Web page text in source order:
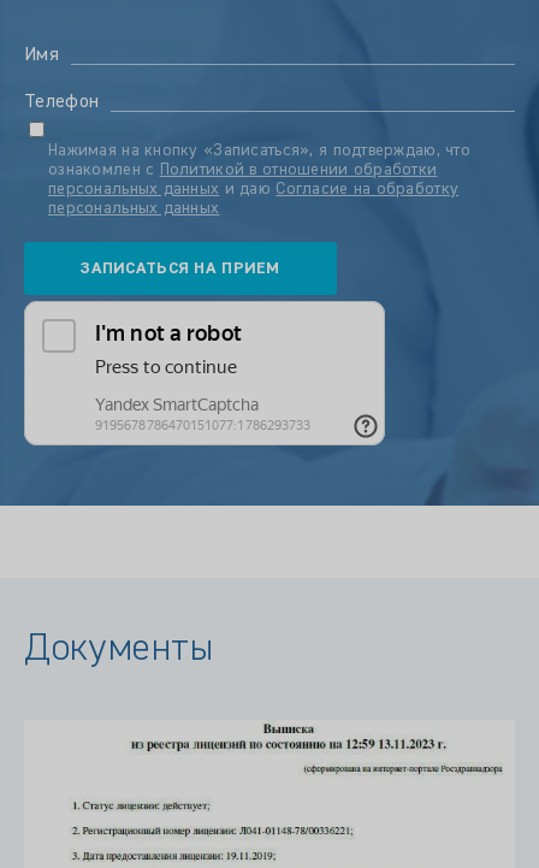
Имя
Телефон
Нажимая на кнопку «Записаться», я подтверждаю, что
ознакомлен с Политикой в отношении обработки
персональных данных и даю Согласие на обработку
персональных данных
Документы